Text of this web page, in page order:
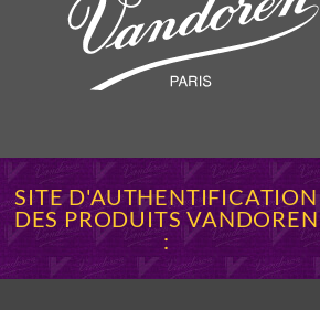
SITE D'AUTHENTIFICATION
DES PRODUITS VANDOREN
: